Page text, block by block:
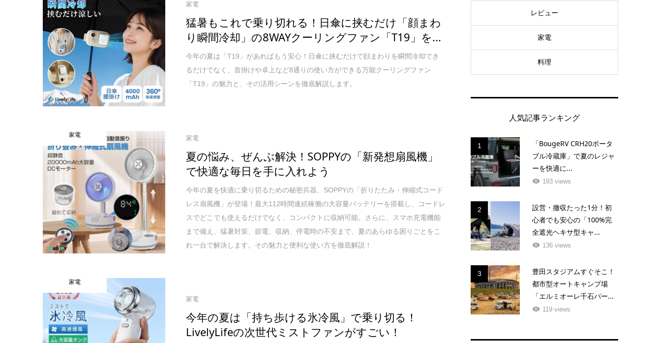
家電
猛暑もこれで乗り切れる！日傘に挟むだけ「顔まわ
り瞬間冷却」の8WAYクーリングファン「T19」を...
今年の夏は「T19」があればもう安心！日傘に挟むだけで顔まわりを瞬間冷却でき
るだけでなく、首掛けや卓上など8通りの使い方ができる万能クーリングファン
「T19」の魅力と、その活用シーンを徹底解説します。
家電 家電
夏の悩み、ぜんぶ解決！SOPPYの「新発想扇風機」
で快適な毎日を手に入れよう
今年の夏を快適に乗り切るための秘密兵器、SOPPYの「折りたたみ・伸縮式コード
レス扇風機」が登場！最大112時間連続稼働の大容量バッテリーを搭載し、コードレ
スでどこでも使えるだけでなく、コンパクトに収納可能。さらに、スマホ充電機能
まで備え、猛暑対策、節電、収納、停電時の不安まで、夏のあらゆる困りごとをこ
れ一台で解決します。その魅力と便利な使い方を徹底解説！
家電
家電
今年の夏は「持ち歩ける氷冷風」で乗り切る！
LivelyLifeの次世代ミストファンがすごい！
レビュー
家電
料理
人気記事ランキング
1
「BougeRV CRH20ポータ
ブル冷蔵庫」で夏のレジャ
ーを快適に...
193 views
2
設営・撤収たった1分！初
心者でも安心の「100%完
全遮光ヘキサ型キャ...
136 views
3
豊田スタジアムすぐそこ！
都市型オートキャンプ場
「エルミオーレ千石パー...
119 views